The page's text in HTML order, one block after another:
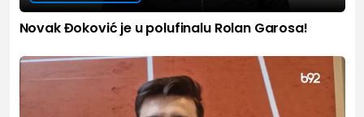
Novak Đoković je u polufinalu Rolan Garosa!